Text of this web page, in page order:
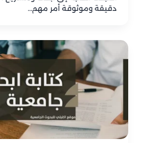
دقيقة وموثوقة أمر مهم…